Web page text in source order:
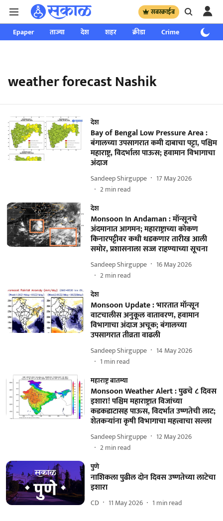
सबस्क्राईब
Epaper ताज्या देश शहर क्रीडा Crime साप्ताहिक
weather forecast Nashik
देश
Bay of Bengal Low Pressure Area :
बंगालच्या उपसागरात कमी दाबाचा पट्टा, पश्चिम
महाराष्ट्र, विदर्भाला पाऊस; हवामान विभागाचा
अंदाज
Sandeep Shirguppe
17 May 2026
2min read
देश
Monsoon In Andaman : मॉन्सूनचे
अंदमानात आगमन; महाराष्ट्राच्या कोकण
किनारपट्टीवर कधी धडकणार तारीख आली
समोर, प्रशासनाला सज्ज राहण्याच्या सूचना
Sandeep Shirguppe
16 May 2026
2min read
देश
Monsoon Update : भारतात मॉन्सून
वाटचालीस अनुकूल वातावरण, हवामान
विभागाचा अंदाज अचूक; बंगालच्या
उपसागरात तीव्रता वाढली
Sandeep Shirguppe
14 May 2026
1 min read
महाराष्ट्र बातम्या
Monsoon Weather Alert : पुढचे ८ दिवस
इशारा! पश्चिम महाराष्ट्रात विजांच्या
कडकडाटासह पाऊस, विदर्भात उष्णतेची लाट;
शेतकऱ्यांना कृषी विभागाचा महत्त्वाचा सल्ला
Sandeep Shirguppe
12 May 2026
2min read
पुणे
नाशिकला पुढील दोन दिवस उष्णतेच्या लाटेचा
इशारा
CD 11 May 2026 1 min read